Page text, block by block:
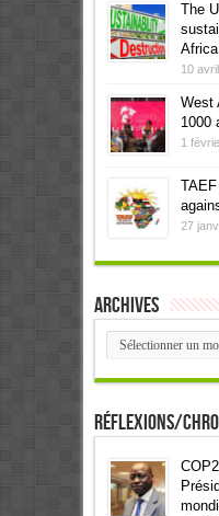
The
Africa
10
West
1000
1
27
Archives
Archives
Réflexions/